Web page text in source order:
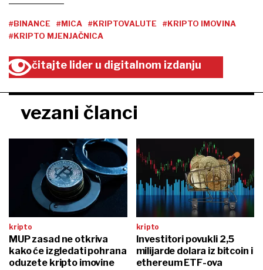
#BINANCE #MICA #KRIPTOVALUTE
#KRIPTO IMOVINA
#KRIPTO MJENJAČNICA
čitajte lider u digitalnom izdanju
vezani članci
kripto
MUP zasad ne otkriva
kako će izgledati pohrana
oduzete kripto imovine
kripto
Investitori povukli 2,5
milijarde dolara iz bitcoin i
ethereum ETF-ova